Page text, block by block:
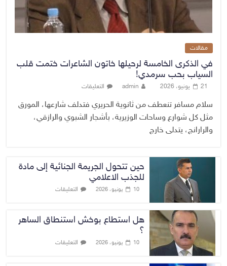
مقالات
في الذكرى الخامسة لرحيلها خاتون الشاعرات ختمت قلب
السياب بحب سرمدي!
21 يونيو، 2026 admin التعليقات
سلام مسافر تنعطف من ثانوية الحريري فتدلف شارعها، المورق
مثل كل شوارع وساحات الوزيرية، بأشجار الشبوي والرازقي،
والرارانج، يتدلى خارج
حين تتحول الجريمة الجنائية إلى مادة
للجذب الاعلامي
10 يونيو، 2026 التعليقات
هل استطاع بوخش استنطاق الساهر
؟
10 يونيو، 2026 التعليقات